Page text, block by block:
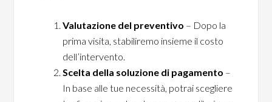
Valutazione del preventivo – Dopo la
prima visita, stabiliremo insieme il costo
dell’intervento.
Scelta della soluzione di pagamento –
In base alle tue necessità, potrai scegliere